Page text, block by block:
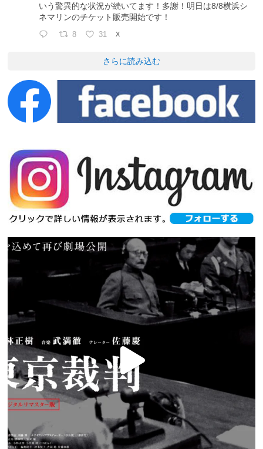
いう驚異的な状況が続いてます！多謝！明日は8/8横浜シ
ネマリンのチケット販売開始です！
8 31 X
さらに読み込む